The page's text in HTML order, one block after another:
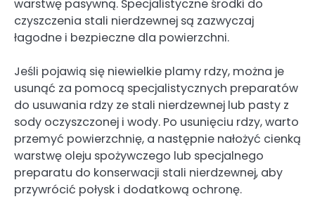
warstwę pasywną. Specjalistyczne środki do
czyszczenia stali nierdzewnej są zazwyczaj
łagodne i bezpieczne dla powierzchni.
Jeśli pojawią się niewielkie plamy rdzy, można je
usunąć za pomocą specjalistycznych preparatów
do usuwania rdzy ze stali nierdzewnej lub pasty z
sody oczyszczonej i wody. Po usunięciu rdzy, warto
przemyć powierzchnię, a następnie nałożyć cienką
warstwę oleju spożywczego lub specjalnego
preparatu do konserwacji stali nierdzewnej, aby
przywrócić połysk i dodatkową ochronę.